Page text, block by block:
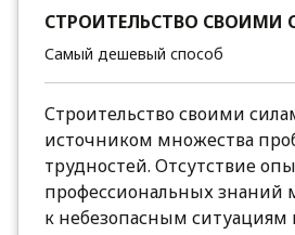
СТРОИТЕЛЬСТВО СВОИМИ
Самый дешевый способ
Строительство своими
источником множества
трудностей. Отсутствие
профессиональных знаний
к небезопасным ситуациям